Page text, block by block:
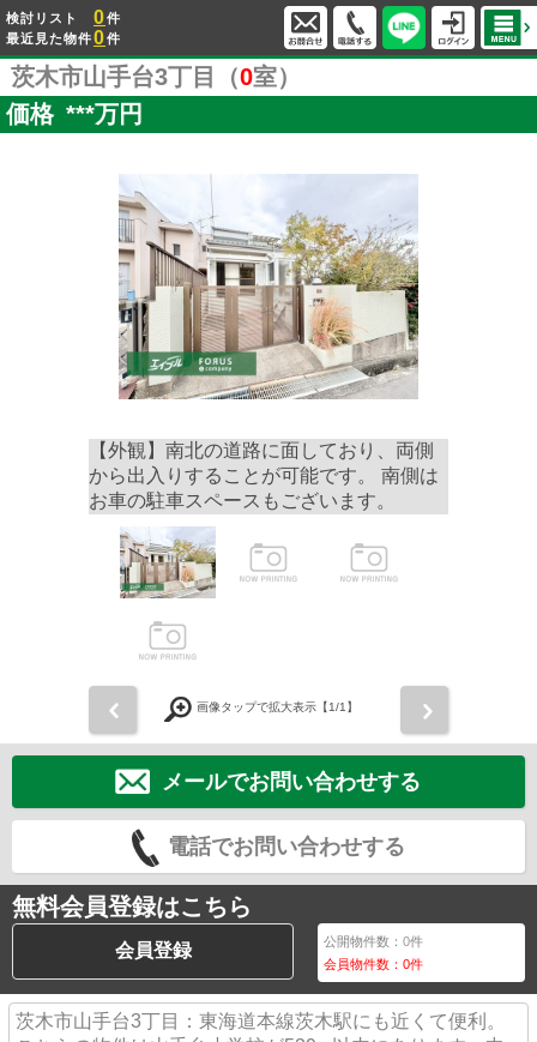
検討リスト 0件
最近見た物件0件
茨木市山手台3丁目（0室）
価格 ***万円
【外観】南北の道路に面しており、両側
から出入りすることが可能です。 南側は
お車の駐車スペースもございます。
画像タップで拡大表示【1/1】
メールでお問い合わせする
電話でお問い合わせする
無料会員登録はこちら
会員登録 公開物件数：0件
会員物件数：0件
茨木市山手台3丁目：東海道本線茨木駅にも近くて便利。